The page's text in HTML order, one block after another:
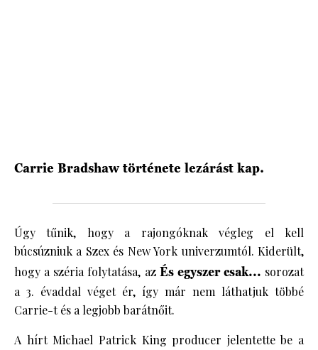
Carrie Bradshaw története lezárást kap.
Úgy tűnik, hogy a rajongóknak végleg el kell
búcsúzniuk a Szex és New York univerzumtól. Kiderült,
hogy a széria folytatása, az És egyszer csak... sorozat
a 3. évaddal véget ér, így már nem láthatjuk többé
Carrie-t és a legjobb barátnőit.
A hírt Michael Patrick King producer jelentette be a